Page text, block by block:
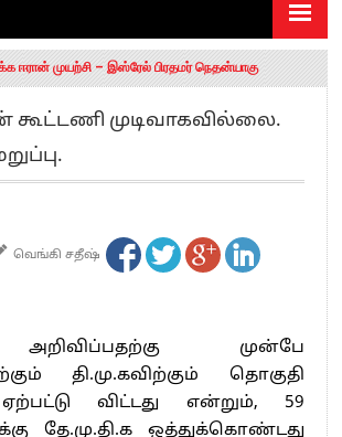
6 ஆக உயர்வு
ஈரான் முயற்சி – இஸ்ரேல் பிரதமர் நெதன்யாகு
ஸ்டாலின்!” – செங்கோட்டையன்
அதிகாரம் இல்லை.. – சி. வி.சண்முகம்
உள்ளிட்ட MLA-க்கள் பதவி பறிப்பு
ரத்து செய்ய வேண்டும்”- முதல்வர் விஜய்
காங்கிரஸ் தலைமையின் கருத்து கிடையாது – கார்த்தி
ரோல் மாடல்” -பிரேமலதா விஜயகாந்த் பேட்டி
தவெக தலைவர் விஜய் கண்டனம்
தனித்துதான் போட்டி – சீமான்
மிரட்டலுக்கு அஞ்சமாட்டோம் – இந்தியா
தேர்வு: பட்டதாரிகள் அக்.16 வரை விண்ணப்பிக்கலாம்
கூட்டணி முடிவாகவில்லை.
வெங்கி சதீஷ்
முன்பே
தி.மு.கவிற்கும் தொகுதி
விட்டது என்றும், 59
தே.மு.தி.க ஒத்துக்கொண்டது